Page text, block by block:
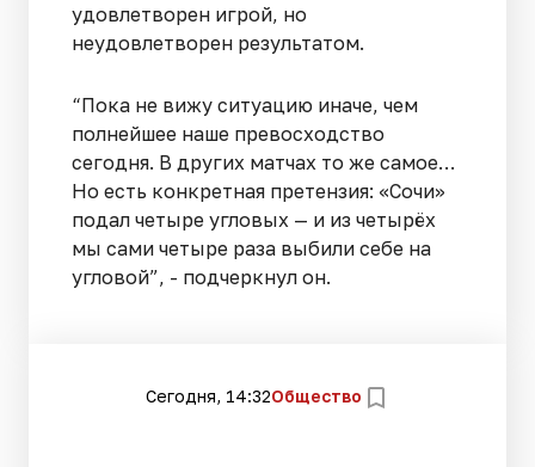
удовлетворен игрой, но
неудовлетворен результатом.
“Пока не вижу ситуацию иначе, чем
полнейшее наше превосходство
сегодня. В других матчах то же самое…
Но есть конкретная претензия: «Сочи»
подал четыре угловых — и из четырёх
мы сами четыре раза выбили себе на
угловой”, - подчеркнул он.
Сегодня, 14:32Общество